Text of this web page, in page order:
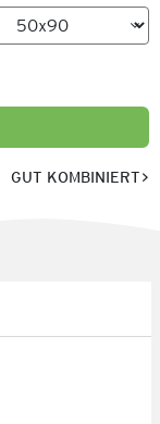
GUT KOMBINIERT